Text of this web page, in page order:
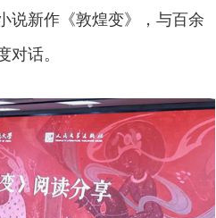
说新作《敦煌变》，与百余
话。